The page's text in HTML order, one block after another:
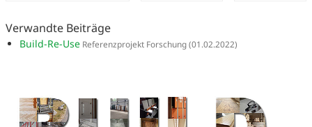
Verwandte Beiträge
Build-Re-Use Referenzprojekt Forschung(01.02.2022)